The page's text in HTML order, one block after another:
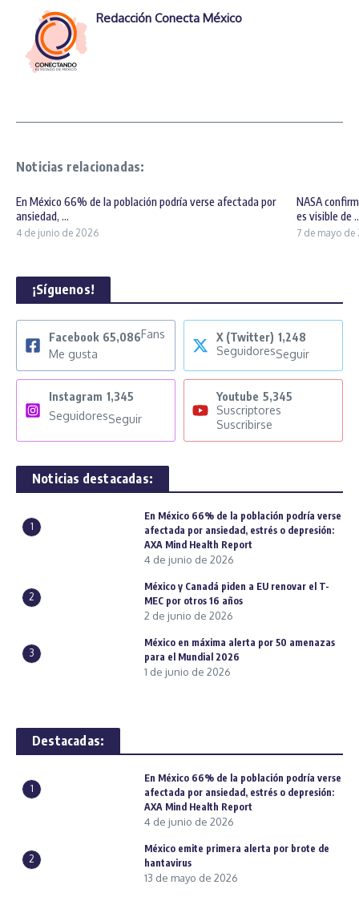
Redacción Conecta México
Noticias relacionadas:
En México 66% de la población podría verse afectada por
ansiedad, ...
4 de junio de 2026
NASA
es visible de
7 de mayo de
¡Síguenos!
Facebook 65,086Fans
Me gusta
X (Twitter) 1,248
SeguidoresSeguir
Instagram 1,345
SeguidoresSeguir
Youtube 5,345
Suscriptores
Suscribirse
Noticias destacadas:
1
En México 66% de la población podría verse
afectada por ansiedad, estrés o depresión:
AXA Mind Health Report
4 de junio de 2026
2
México y Canadá piden a EU renovar el T-
MEC por otros 16 años
2 de junio de 2026
3
México en máxima alerta por 50 amenazas
para el Mundial 2026
1 de junio de 2026
Destacadas:
1
En México 66% de la población podría verse
afectada por ansiedad, estrés o depresión:
AXA Mind Health Report
4 de junio de 2026
2
México emite primera alerta por brote de
hantavirus
13 de mayo de 2026